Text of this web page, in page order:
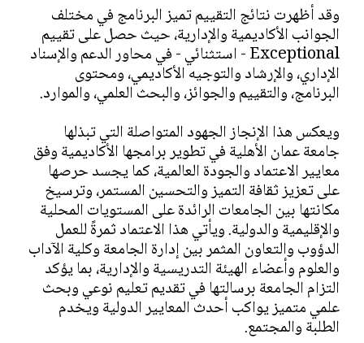
وقد أظهرت نتائج التقييم تميز البرنامج في مختلف
الجوانب الأكاديمية والإدارية، حيث حصل على تقييم
Exceptional - استثنائي - في محاور الدعم والإسناد
الإداري، والإرشاد والتوجيه الأكاديمي، ومحتوى
البرنامج، والتقييم والجوائز، والبحث العلمي، والموارد.
ويعكس هذا الإنجاز الجهود المتواصلة التي تبذلها
جامعة عمان الأهلية في تطوير برامجها الأكاديمية وفق
معايير الاعتماد والجودة العالمية، كما يجسد حرصها
على تعزيز ثقافة التميز والتحسين المستمر، وترسيخ
مكانتها بين الجامعات الرائدة على المستويات المحلية
والإقليمية والدولية. ويأتي هذا الاعتماد ثمرةً للعمل
الدؤوب والتعاون المثمر بين إدارة الجامعة وكلية الآداب
والعلوم وأعضاء الهيئة التدريسية والإدارية، بما يؤكد
التزام الجامعة برسالتها في تقديم تعليم نوعي وبحث
علمي متميز يواكب أحدث المعايير الدولية ويخدم
الطلبة والمجتمع.